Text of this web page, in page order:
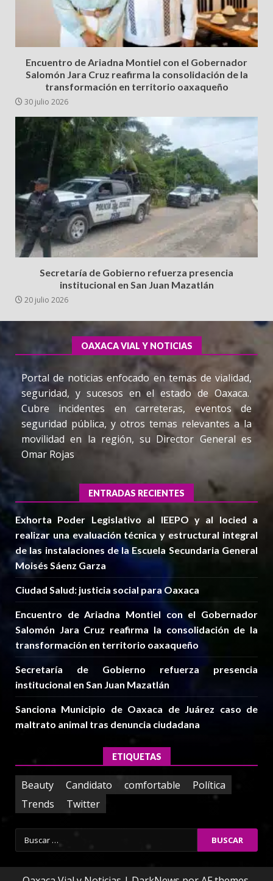
Encuentro de Ariadna Montiel con el Gobernador
Salomón Jara Cruz reafirma la consolidación de la
transformación en territorio oaxaqueño
30 julio 2026
Secretaría de Gobierno refuerza presencia
institucional en San Juan Mazatlán
20 julio 2026
OAXACA VIAL Y NOTICIAS
Portal de noticias enfocado en temas de vialidad,
seguridad, y sucesos en el estado de Oaxaca.
Cubre incidentes en carreteras, eventos de
seguridad pública, y otros temas relevantes a la
movilidad en la región, su Director General es
Omar Rojas
ENTRADAS RECIENTES
Exhorta Poder Legislativo al IEEPO y al Iocied a
realizar una evaluación técnica y estructural integral
de las instalaciones de la Escuela Secundaria General
Moisés Sáenz Garza
Ciudad Salud: justicia social para Oaxaca
Encuentro de Ariadna Montiel con el Gobernador
Salomón Jara Cruz reafirma la consolidación de la
transformación en territorio oaxaqueño
Secretaría de Gobierno refuerza presencia
institucional en San Juan Mazatlán
Sanciona Municipio de Oaxaca de Juárez caso de
maltrato animal tras denuncia ciudadana
ETIQUETAS
Beauty Candidato comfortable
Política
Trends
Twitter
Buscar: